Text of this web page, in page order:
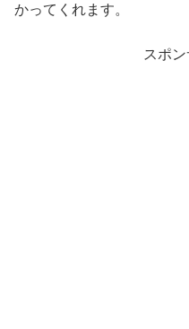
かってくれます。
スポ